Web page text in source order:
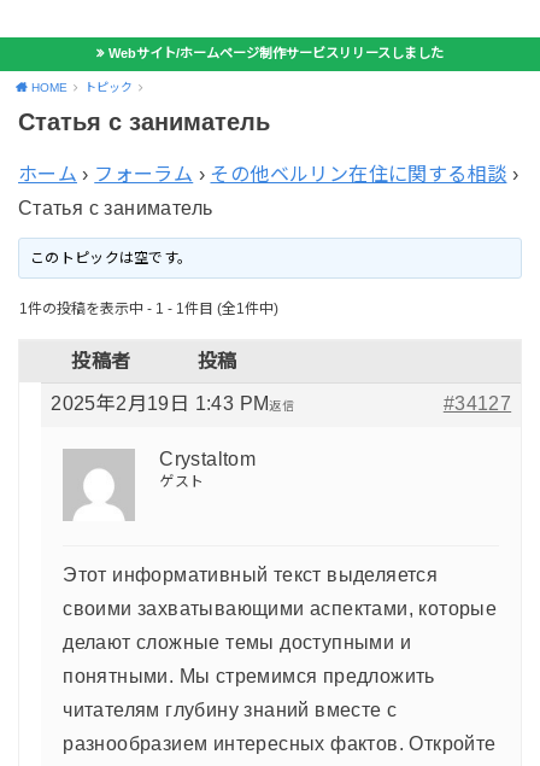
Webサイト/ホームページ制作サービスリリースしました
HOME トピック
Статья с заниматель
ホーム › フォーラム › その他ベルリン在住に関する相談 ›
Статья с заниматель
このトピックは空です。
1件の投稿を表示中 - 1 - 1件目 (全1件中)
投稿者 投稿
2025年2月19日 1:43 PM #34127
返信
Crystaltom
ゲスト
Этот информативный текст выделяется
своими захватывающими аспектами, которые
делают сложные темы доступными и
понятными. Мы стремимся предложить
читателям глубину знаний вместе с
разнообразием интересных фактов. Откройте